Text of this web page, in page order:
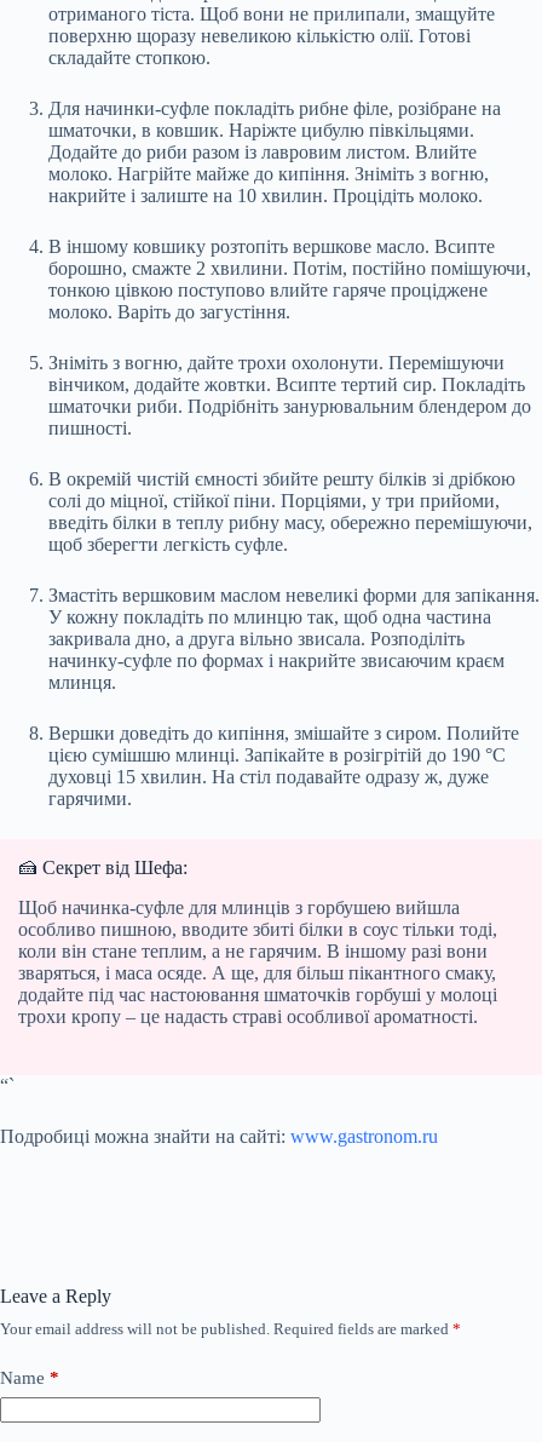
отриманого тіста. Щоб вони не прилипали, змащуйте
поверхню щоразу невеликою кількістю олії. Готові
складайте стопкою.
Для начинки-суфле покладіть рибне філе, розібране на
шматочки, в ковшик. Наріжте цибулю півкільцями.
Додайте до риби разом із лавровим листом. Влийте
молоко. Нагрійте майже до кипіння. Зніміть з вогню,
накрийте і залиште на 10 хвилин. Процідіть молоко.
В іншому ковшику розтопіть вершкове масло. Всипте
борошно, смажте 2 хвилини. Потім, постійно помішуючи,
тонкою цівкою поступово влийте гаряче проціджене
молоко. Варіть до загустіння.
Зніміть з вогню, дайте трохи охолонути. Перемішуючи
вінчиком, додайте жовтки. Всипте тертий сир. Покладіть
шматочки риби. Подрібніть занурювальним блендером до
пишності.
В окремій чистій ємності збийте решту білків зі дрібкою
солі до міцної, стійкої піни. Порціями, у три прийоми,
введіть білки в теплу рибну масу, обережно перемішуючи,
щоб зберегти легкість суфле.
Змастіть вершковим маслом невеликі форми для запікання.
У кожну покладіть по млинцю так, щоб одна частина
закривала дно, а друга вільно звисала. Розподіліть
начинку-суфле по формах і накрийте звисаючим краєм
млинця.
Вершки доведіть до кипіння, змішайте з сиром. Полийте
цією сумішшю млинці. Запікайте в розігрітій до 190 °C
духовці 15 хвилин. На стіл подавайте одразу ж, дуже
гарячими.
🍰 Секрет від Шефа:
Щоб начинка-суфле для млинців з горбушею вийшла
особливо пишною, вводите збиті білки в соус тільки тоді,
коли він стане теплим, а не гарячим. В іншому разі вони
зваряться, і маса осяде. А ще, для більш пікантного смаку,
додайте під час настоювання шматочків горбуші у молоці
трохи кропу – це надасть страві особливої ароматності.
“`
Подробиці можна знайти на сайті: www.gastronom.ru
Leave a Reply
Your email address will not be published. Required fields are marked *
Name *